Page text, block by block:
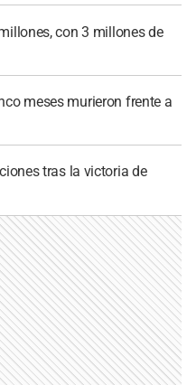
con 3 millones de
meses murieron frente a
tras la victoria de